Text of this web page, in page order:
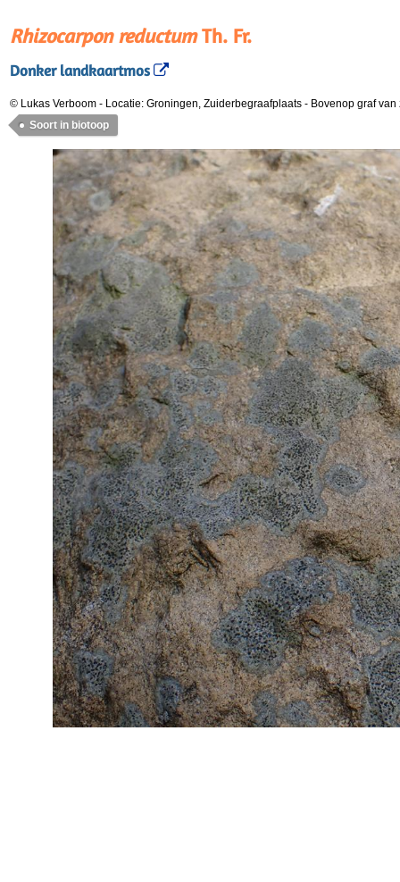
Rhizocarpon reductumTh. Fr.
Donker landkaartmos
© Lukas Verboom - Locatie: Groningen, Zuiderbegraafplaats - Bovenop graf
Soort in biotoop